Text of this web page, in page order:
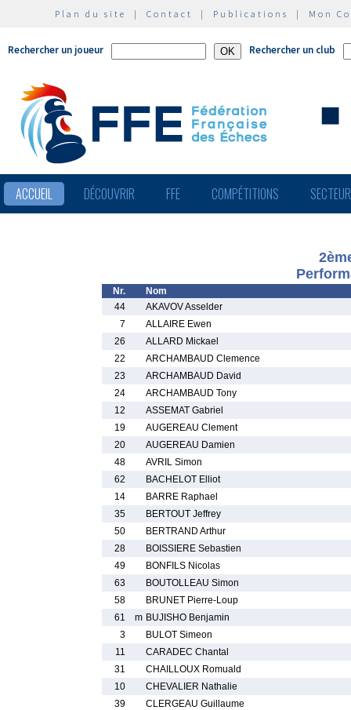
Plan du site | Contact | Publications | Mon
Rechercher un joueur Rechercher un club
ACCUEIL DÉCOUVRIR FFE COMPÉTITIONS
Nr.
Nom
44
AKAVOV Asselder
7
ALLAIRE Ewen
26
ALLARD Mickael
22
ARCHAMBAUD Clemence
23
ARCHAMBAUD David
24
ARCHAMBAUD Tony
12
ASSEMAT Gabriel
19
AUGEREAU Clement
20
AUGEREAU Damien
48
AVRIL Simon
62
BACHELOT Elliot
14
BARRE Raphael
35
BERTOUT Jeffrey
50
BERTRAND Arthur
28
BOISSIERE Sebastien
49
BONFILS Nicolas
63
BOUTOLLEAU Simon
58
BRUNET Pierre-Loup
61
m BUJISHO Benjamin
3
BULOT Simeon
11
CARADEC Chantal
31
CHAILLOUX Romuald
10
CHEVALIER Nathalie
39
CLERGEAU Guillaume